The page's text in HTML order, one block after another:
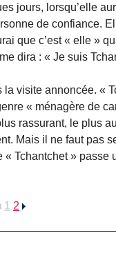
jours, lorsqu’elle
de confiance.
que c’est « elle »
dira : « Je suis
visite annoncée. «
« ménagère de
rassurant, le plus
Mais il ne faut pas
Tchantchet » passe
1 2